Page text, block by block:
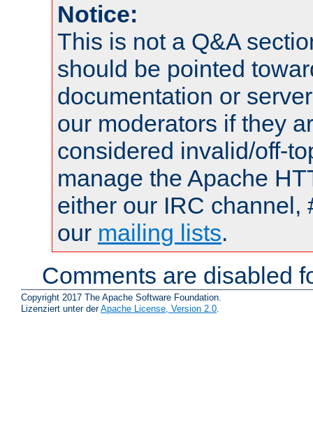
Notice:
This is not a Q&A
should be pointed
documentation or
our moderators if they
considered invalid/off-
manage the Apache
either our IRC channel,
our mailing lists.
Comments are disabled
Copyright 2017 The Apache Software Foundation.
Lizenziert unter derApache License, Version 2.0